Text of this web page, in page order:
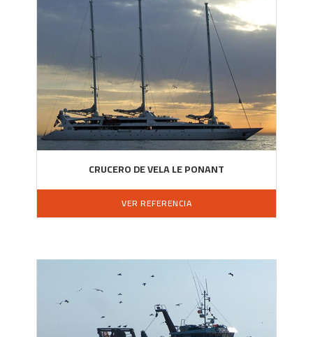
CRUCERO DE VELA LE PONANT
VER REFERENCIA